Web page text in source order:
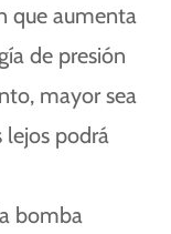
que aumenta
de presión
mayor sea
podrá
bomba